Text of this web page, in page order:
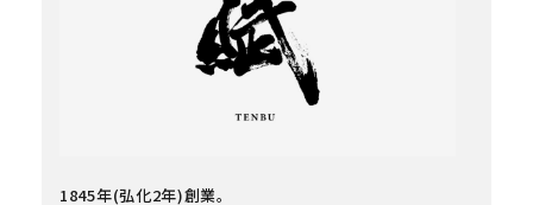
1845年(弘化2年)創業。